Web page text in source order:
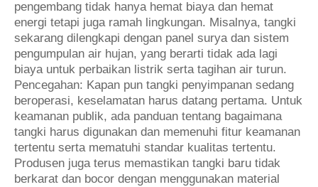
pengembang tidak hanya hemat biaya dan hemat
energi tetapi juga ramah lingkungan. Misalnya, tangki
sekarang dilengkapi dengan panel surya dan sistem
pengumpulan air hujan, yang berarti tidak ada lagi
biaya untuk perbaikan listrik serta tagihan air turun.
Pencegahan: Kapan pun tangki penyimpanan sedang
beroperasi, keselamatan harus datang pertama. Untuk
keamanan publik, ada panduan tentang bagaimana
tangki harus digunakan dan memenuhi fitur keamanan
tertentu serta mematuhi standar kualitas tertentu.
Produsen juga terus memastikan tangki baru tidak
berkarat dan bocor dengan menggunakan material